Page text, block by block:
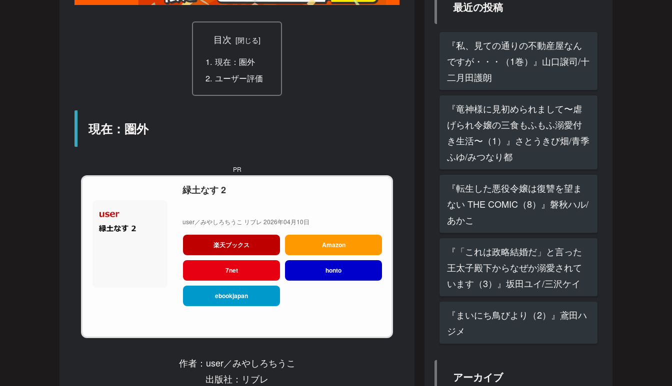
目次
現在：圏外
ユーザー評価
現在：圏外
PR
緑土なす 2
user／みやしろちうこ リブレ 2026年04月10日
楽天ブックス Amazon
7net honto
ebookjapan
作者：user／みやしろちうこ
出版社：リブレ
最近の投稿
『私、見ての通りの不動産屋なん
ですが・・・（1巻）』山口譲司/十
二月田護朗
『竜神様に見初められまして〜虐
げられ令嬢の三食もふもふ溺愛付
き生活〜（1）』さとうきび畑/青季
ふゆ/みつなり都
『転生した悪役令嬢は復讐を望ま
ない THE COMIC（8）』磐秋ハル/
あかこ
『「これは政略結婚だ」と言った
王太子殿下からなぜか溺愛されて
います（3）』坂田ユイ/三沢ケイ
『まいにち鳥びより（2）』鳶田ハ
ジメ
アーカイブ